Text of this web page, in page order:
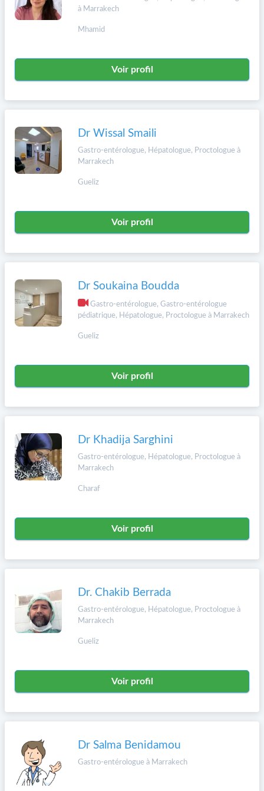
à Marrakech
Mhamid
Voir profil
Dr Wissal Smaili
Gastro-entérologue, Hépatologue, Proctologue à
Marrakech
Gueliz
Voir profil
Dr Soukaina Boudda
Gastro-entérologue, Gastro-entérologue
pédiatrique, Hépatologue, Proctologue à Marrakech
Gueliz
Voir profil
Dr Khadija Sarghini
Gastro-entérologue, Hépatologue, Proctologue à
Marrakech
Charaf
Voir profil
Dr. Chakib Berrada
Gastro-entérologue, Hépatologue, Proctologue à
Marrakech
Gueliz
Voir profil
Dr Salma Benidamou
Gastro-entérologue à Marrakech